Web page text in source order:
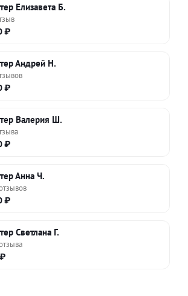
Елизавета Б.
₽
Андрей Н.
₽
Валерия Ш.
₽
Анна Ч.
₽
Светлана Г.